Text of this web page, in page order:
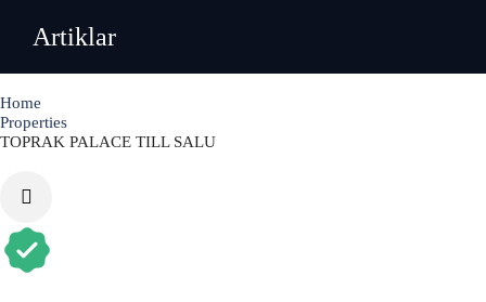
Artiklar
Home
Properties
TOPRAK PALACE TILL SALU